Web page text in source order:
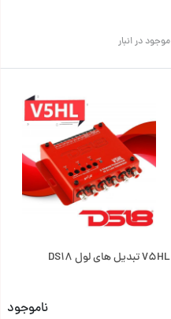
موجود در انبار
V5HL تبدیل های لول DS18
ناموجود